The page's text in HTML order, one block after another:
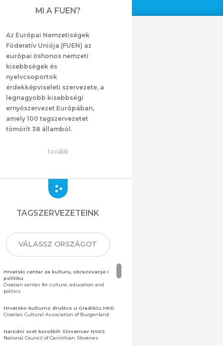
MI A FUEN?
Az Európai Nemzetiségek
Föderatív Uniója (FUEN) az
európai őshonos nemzeti
kisebbségek és
nyelvcsoportok
érdekképviseleti szervezete, a
legnagyobb kisebbségi
ernyőszervezet Európában,
amely 100 tagszervezetet
tömörít 38 államból.
tovább
TAGSZERVEZETEINK
VÁLASSZ ORSZÁGOT
Hrvatski centar za kulturu, obrazovanje i
politiku
Croatian center for culture, education and
politics
Hrvatsko kulturno društvo u Gradišću HKD
Croatian Cultural Association of Burgenland
Narodni svet koroških Slovencev NSKS
National Council of Carinthian Slovenes